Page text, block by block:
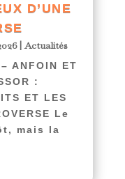
D’UNE
|Actualités
ANFOIN ET
:
ET LES
Le
mais la